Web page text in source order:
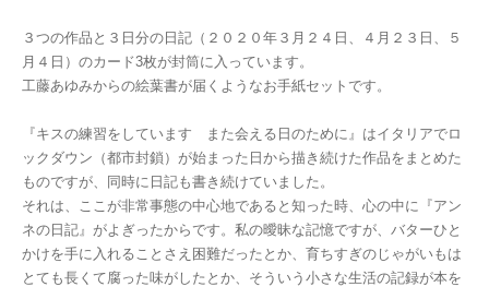
３つの作品と３日分の日記（２０２０年３月２４日、４月２３日、５
月４日）のカード3枚が封筒に入っています。
工藤あゆみからの絵葉書が届くようなお手紙セットです。
『キスの練習をしています また会える日のために』はイタリアでロ
ックダウン（都市封鎖）が始まった日から描き続けた作品をまとめた
ものですが、同時に日記も書き続けていました。
それは、ここが非常事態の中心地であると知った時、心の中に『アン
ネの日記』がよぎったからです。私の曖昧な記憶ですが、バターひと
かけを手に入れることさえ困難だったとか、育ちすぎのじゃがいもは
とても長くて腐った味がしたとか、そういう小さな生活の記録が本を